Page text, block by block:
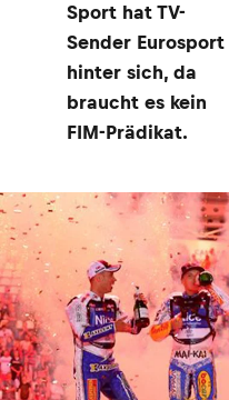
Sport hat TV-
Sender Eurosport
hinter sich, da
braucht es kein
FIM-Prädikat.